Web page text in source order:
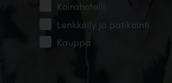
Koirahotelli
Lenkkeily ja patikointi
Kauppa